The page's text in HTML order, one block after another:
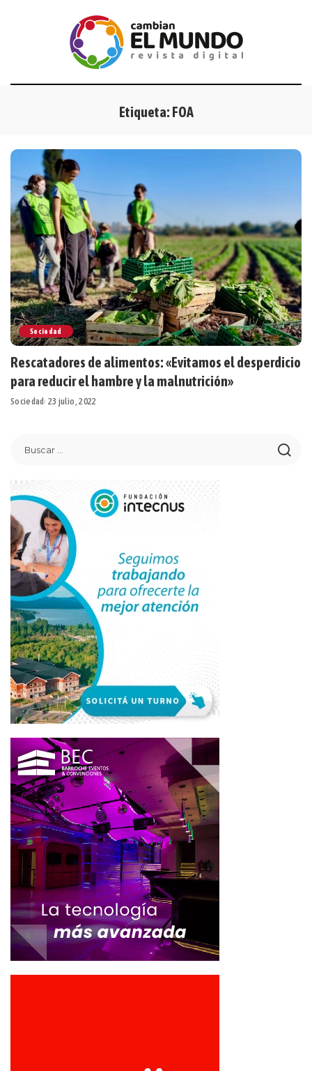
Etiqueta: FOA
Sociedad
Rescatadores de alimentos: «Evitamos el desperdicio
para reducir el hambre y la malnutrición»
Sociedad 23 julio, 2022